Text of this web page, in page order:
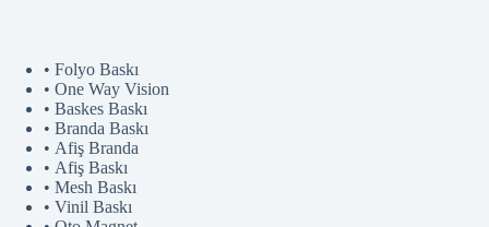
• Folyo Baskı
• One Way Vision
• Baskes Baskı
• Branda Baskı
• Afiş Branda
• Afiş Baskı
• Mesh Baskı
• Vinil Baskı